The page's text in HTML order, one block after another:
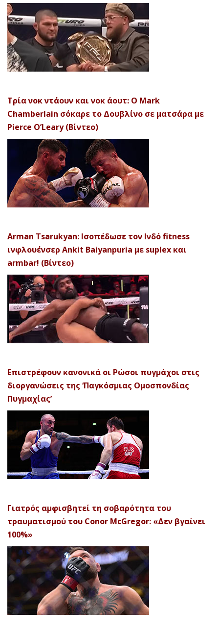
Τρία νοκ ντάουν και νοκ άουτ: Ο Mark
Chamberlain σόκαρε το Δουβλίνο σε ματσάρα με
Pierce O’Leary (Βίντεο)
Arman Tsarukyan: Ισοπέδωσε τον Ινδό fitness
ινφλουένσερ Ankit Baiyanpuria με suplex και
armbar! (Βίντεο)
Επιστρέφουν κανονικά οι Ρώσοι πυγμάχοι στις
διοργανώσεις της ‘Παγκόσμιας Ομοσπονδίας
Πυγμαχίας’
Γιατρός αμφισβητεί τη σοβαρότητα του
τραυματισμού του Conor McGregor: «Δεν βγαίνει
100%»